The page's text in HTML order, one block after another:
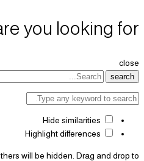
you looking for?
close
search
will be hidden. Drag and drop to